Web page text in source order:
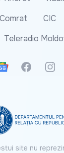
CIC
Teleradio
News
Facebook
site nu